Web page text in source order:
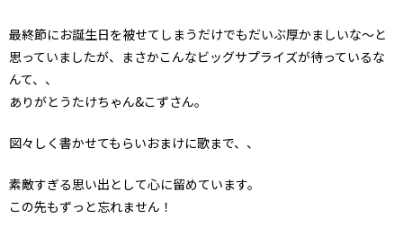
最終節にお誕生日を被せてしまうだけでもだいぶ厚かましいな〜と
思っていましたが、まさかこんなビッグサプライズが待っているな
んて、、
ありがとうたけちゃん&こずさん。
図々しく書かせてもらいおまけに歌まで、、
素敵すぎる思い出として心に留めています。
この先もずっと忘れません！